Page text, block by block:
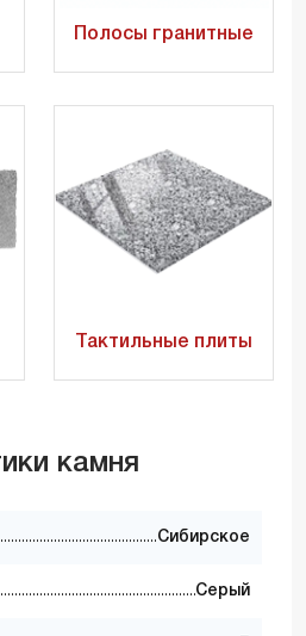
Полосы гранитные
Тактильные плиты
камня
Сибирское
Серый